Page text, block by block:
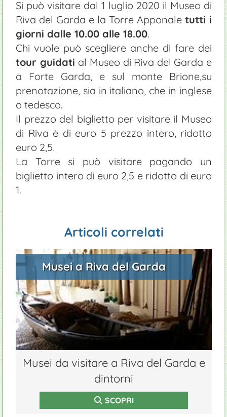
Si può visitare dal 1 luglio 2020 il Museo di
Riva del Garda e la Torre Apponale tutti i
giorni dalle 10.00 alle 18.00.
Chi vuole può scegliere anche di fare dei
tour guidati al Museo di Riva del Garda e
a Forte Garda, e sul monte Brione,su
prenotazione, sia in italiano, che in inglese
o tedesco.
Il prezzo del biglietto per visitare il Museo
di Riva è di euro 5 prezzo intero, ridotto
euro 2,5.
La Torre si può visitare pagando un
biglietto intero di euro 2,5 e ridotto di euro
1.
Articoli correlati
Musei a Riva del Garda
Musei da visitare a Riva del Garda e
dintorni
SCOPRI